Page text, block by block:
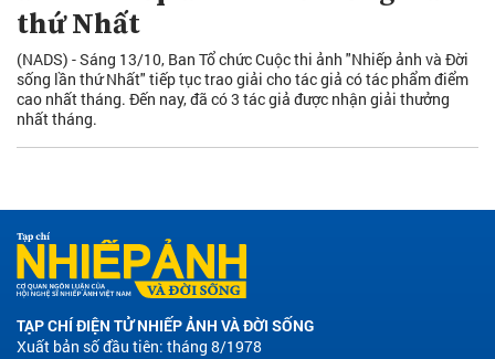
thứ Nhất
(NADS) - Sáng 13/10, Ban Tổ chức Cuộc thi ảnh "Nhiếp ảnh và Đời
sống lần thứ Nhất" tiếp tục trao giải cho tác giả có tác phẩm điểm
cao nhất tháng. Đến nay, đã có 3 tác giả được nhận giải thưởng
nhất tháng.
TẠP CHÍ ĐIỆN TỬ NHIẾP ẢNH VÀ ĐỜI SỐNG
Xuất bản số đầu tiên: tháng 8/1978